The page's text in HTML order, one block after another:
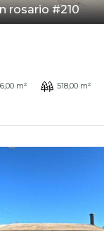
rosario #210
m² 518,00 m²